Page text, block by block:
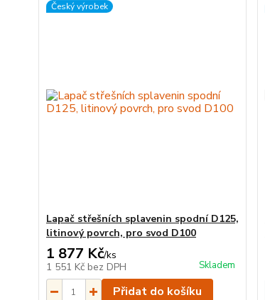
Český výrobek
Lapač střešních splavenin spodní D125,
litinový povrch, pro svod D100
1 877 Kč/ks
1 551 Kč bez DPH Skladem
Přidat do košíku